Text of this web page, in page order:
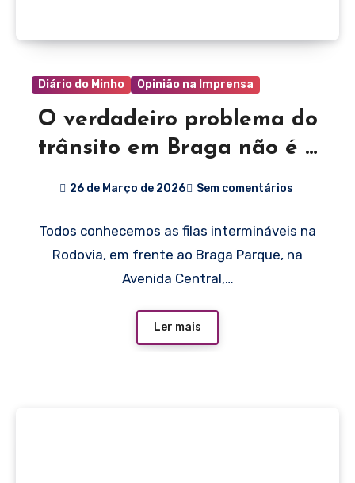
Diário do Minho Opinião na Imprensa
O verdadeiro problema do
trânsito em Braga não é o
26 de Março de 2026 Sem comentários
Todos conhecemos as filas intermináveis na
Rodovia, em frente ao Braga Parque, na
Avenida Central,…
Ler mais